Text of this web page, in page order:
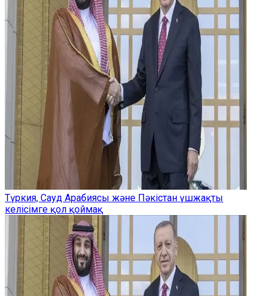
Түркия, Сауд Арабиясы және Пәкістан үшжақты
келісімге қол қоймақ